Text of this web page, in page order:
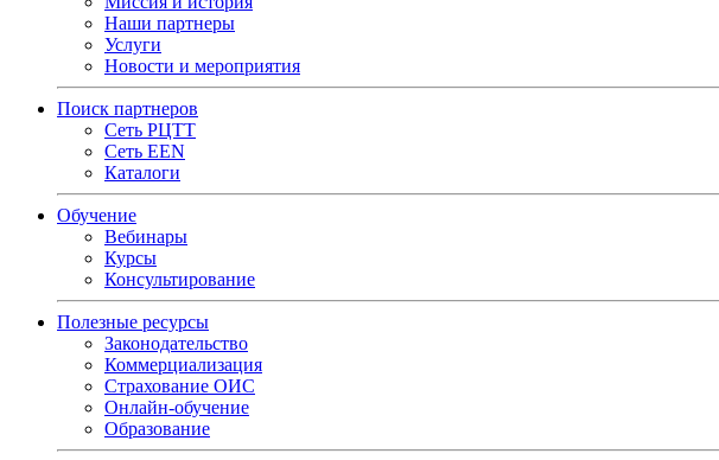
Наши партнеры
Услуги
Новости и мероприятия
Поиск партнеров
Сеть РЦТТ
Сеть EEN
Каталоги
Обучение
Вебинары
Курсы
Консультирование
Полезные ресурсы
Законодательство
Коммерциализация
Страхование ОИС
Онлайн-обучение
Образование